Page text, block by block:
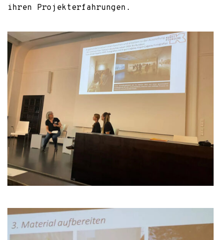
ihren Projekterfahrungen.